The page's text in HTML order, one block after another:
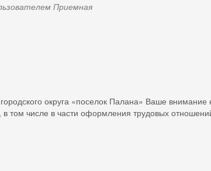
Приемная
округа «поселок Палана» Ваше внимание
в том числе в части оформления трудовых